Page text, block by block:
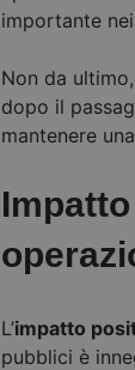
importante
Non da
dopo il
mantenere
L’impatto
pubblici è